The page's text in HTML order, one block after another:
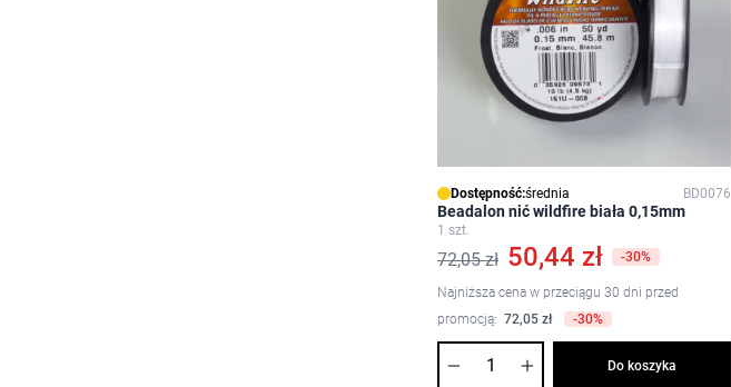
Dostępność:średnia BD0076
Beadalon nić wildfire biała 0,15mm
1 szt.
72,05 zł 50,44 zł -30%
Najniższa cena w przeciągu 30 dni przed
promocją: 72,05 zł -30%
Do koszyka